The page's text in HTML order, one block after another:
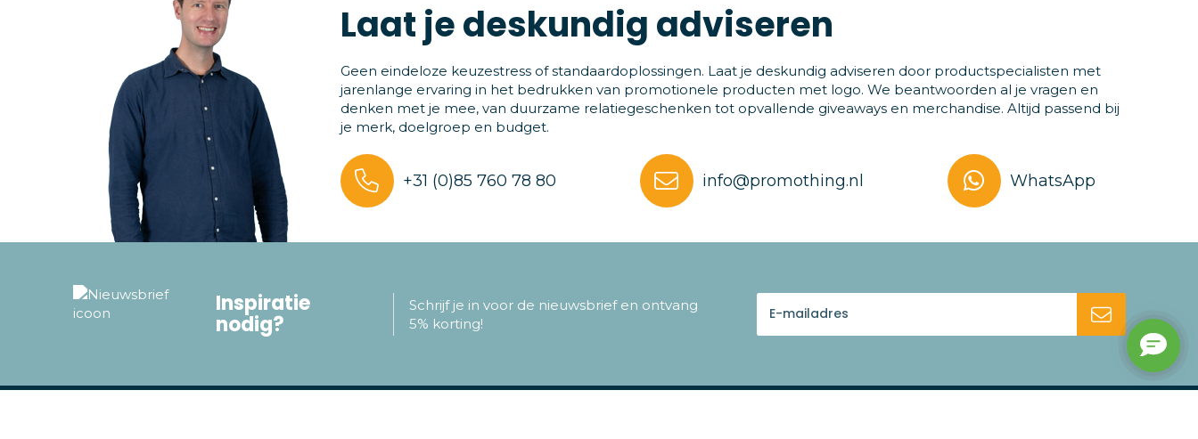
Laat je deskundig adviseren
Geen eindeloze keuzestress of standaardoplossingen. Laat je deskundig adviseren door productspecialisten met
jarenlange ervaring in het bedrukken van promotionele producten met logo. We beantwoorden al je vragen en
denken met je mee, van duurzame relatiegeschenken tot opvallende giveaways en merchandise. Altijd passend bij
je merk, doelgroep en budget.
+31 (0)85 760 78 80 info@promothing.nl WhatsApp
Inspiratie
nodig?
Schrijf je in voor de nieuwsbrief en ontvang
5% korting!